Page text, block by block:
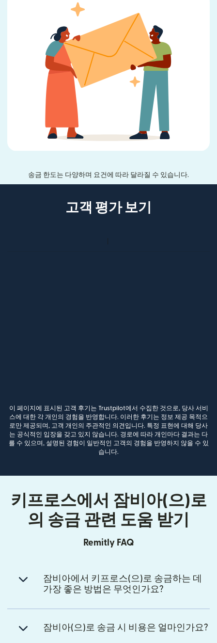
송금 한도는 다양하며 요건에 따라 달라질 수 있습니다.
고객 평가 보기
이 페이지에 표시된 고객 후기는 Trustpilot에서 수집한 것으로, 당사 서비
스에 대한 각 개인의 경험을 반영합니다. 이러한 후기는 정보 제공 목적으
로만 제공되며, 고객 개인의 주관적인 의견입니다. 특정 표현에 대해 당사
는 공식적인 입장을 갖고 있지 않습니다. 경로에 따라 개인마다 결과는 다
를 수 있으며, 설명된 경험이 일반적인 고객의 경험을 반영하지 않을 수 있
습니다.
키프로스에서 잠비아(으)로
의 송금 관련 도움 받기
Remitly FAQ
잠비아에서 키프로스(으)로 송금하는 데
가장 좋은 방법은 무엇인가요?
잠비아(으)로 송금 시 비용은 얼마인가요?